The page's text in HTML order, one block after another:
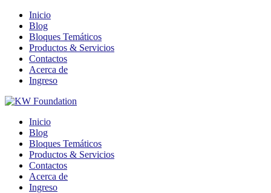
Inicio
Blog
Bloques Temáticos
Productos & Servicios
Contactos
Acerca de
Ingreso
Inicio
Blog
Bloques Temáticos
Productos & Servicios
Contactos
Acerca de
Ingreso